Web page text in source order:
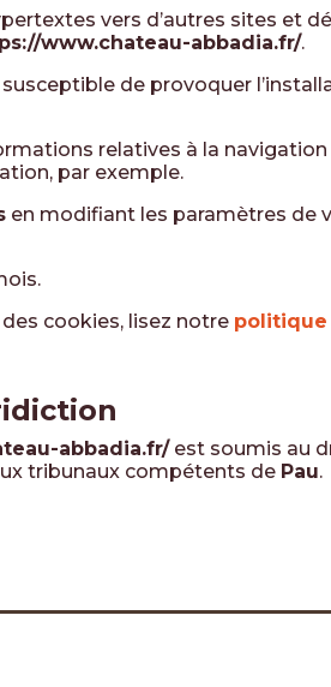
vers d’autres sites et
www.chateau-abbadia.fr/.
de provoquer
relatives à la navigation
par exemple.
en modifiant les paramètres de
cookies, lisez notre
abbadia.fr/est soumis au
tribunaux compétents de Pau.